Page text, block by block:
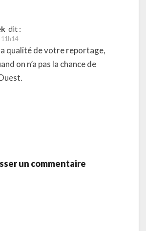
dit :
11h14
qualité de votre reportage,
on n’a pas la chance de
un commentaire